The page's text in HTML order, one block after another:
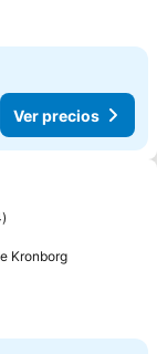
Ver precios
KronborgVer